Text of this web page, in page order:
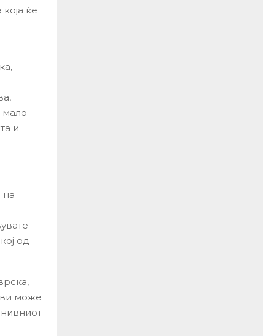
ќе
мало
и
на
од
може